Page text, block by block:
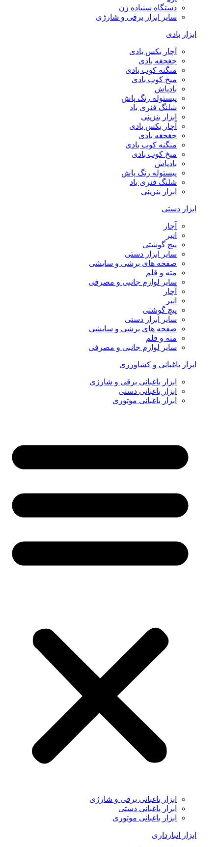
دستگاه سنباده زن
سایر ابزار برقی و شارژی
ابزار بادی
آچار بکس بادی
جغجغه بادی
منگنه کوب بادی
میخ کوب بادی
بادپاش
پیستوله رنگ پاش
شلنگ فنری باد
ابزار بنزینی
آچار بکس بادی
جغجغه بادی
منگنه کوب بادی
میخ کوب بادی
بادپاش
پیستوله رنگ پاش
شلنگ فنری باد
ابزار بنزینی
ابزار دستی
آچار
انبر
پیچ گوشتی
سایر ابزار دستی
صفحه های برشی و سایشی
مته و قلم
سایر لوازم جانبی و مصرفی
آچار
انبر
پیچ گوشتی
سایر ابزار دستی
صفحه های برشی و سایشی
مته و قلم
سایر لوازم جانبی و مصرفی
ابزار باغبانی و کشاورزی
ابزار باغبانی برقی و شارژی
ابزار باغبانی دستی
ابزار باغبانی موتوری
ابزار باغبانی برقی و شارژی
ابزار باغبانی دستی
ابزار باغبانی موتوری
ابزار انبارداری